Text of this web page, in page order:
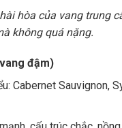
hòa của vang trung
không quá nặng.
đậm)
Cabernet Sauvignon,